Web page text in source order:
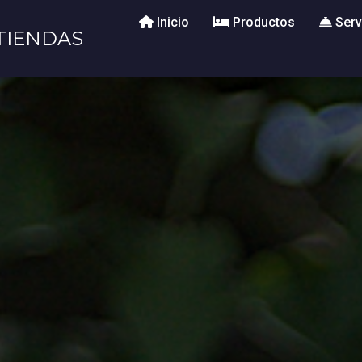
Inicio Productos